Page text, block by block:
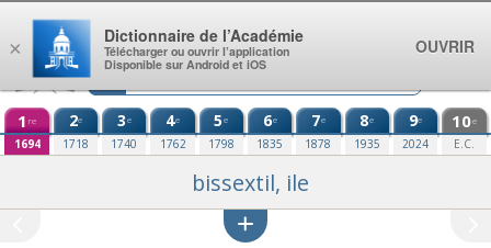
Aller au contenu
1 re
1694
2e
1718
3e
1740
4e
1762
5e
1798
6e
1835
7e
1878
8e
1935
9e
2024
10e
E.C.
bissextil, ile
×
Dictionnaire de l’Académie
Télécharger ou ouvrir l’application
Disponible sur Android et iOS
OUVRIR